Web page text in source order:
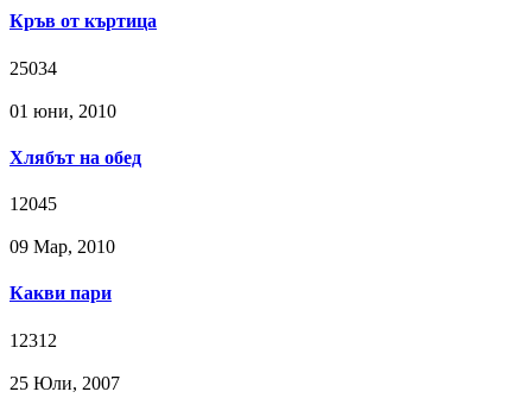
Кръв от къртица
25034
01 юни, 2010
Хлябът на обед
12045
09 Мар, 2010
Какви пари
12312
25 Юли, 2007